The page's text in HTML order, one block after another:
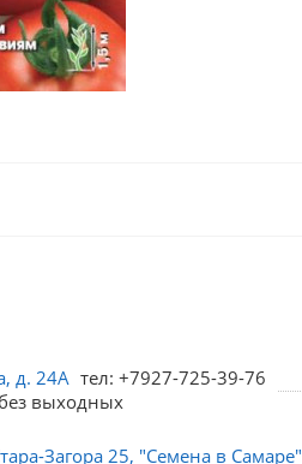
д. 24А тел: +7927-725-39-76
выходных
Загора 25, "Семена в Самаре"